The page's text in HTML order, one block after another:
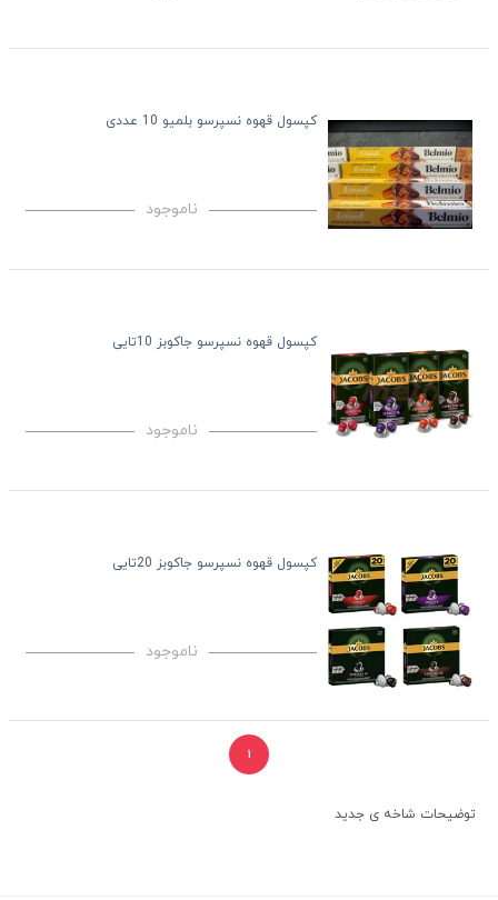
کپسول قهوه نسپرسو بلمیو 10 عددی
ناموجود
کپسول قهوه نسپرسو جاکوبز 10تایی
ناموجود
کپسول قهوه نسپرسو جاکوبز 20تایی
ناموجود
۱
توضیحات شاخه ی جدید